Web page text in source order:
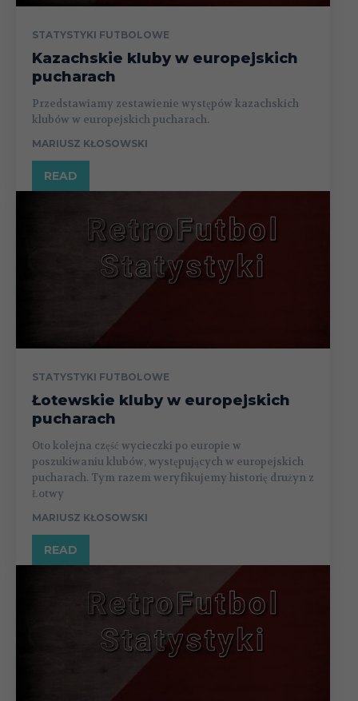
STATYSTYKI FUTBOLOWE
Kazachskie kluby w europejskich
pucharach
Przedstawiamy zestawienie występów kazachskich
klubów w europejskich pucharach.
MARIUSZ KŁOSOWSKI
READ
STATYSTYKI FUTBOLOWE
Łotewskie kluby w europejskich
pucharach
Oto kolejna część wycieczki po europie w
poszukiwaniu klubów, występujących w europejskich
pucharach. Tym razem weryfikujemy historię drużyn z
Łotwy
MARIUSZ KŁOSOWSKI
READ